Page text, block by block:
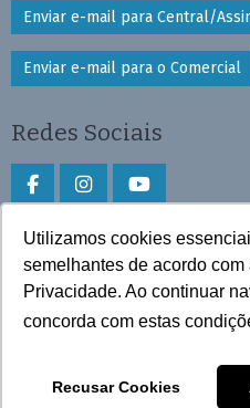
Utilizamos cookies
semelhantes de acordo
Privacidade. Ao continuar
concorda com estas
Recusar Cookies
Enviar e-mail para Central/
Enviar e-mail para o Comercial
Redes Sociais
Faça download do
Play Store e App Store
Todos os direitos